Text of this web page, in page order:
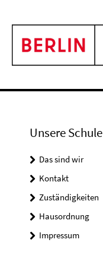
Unsere Schule
Das sind wir
Kontakt
Zuständigkeiten
Hausordnung
Impressum